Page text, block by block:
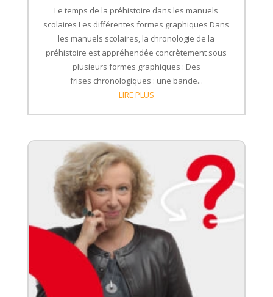
Le temps de la préhistoire dans les manuels
scolaires Les différentes formes graphiques Dans
les manuels scolaires, la chronologie de la
préhistoire est appréhendée concrètement sous
plusieurs formes graphiques : Des
frises chronologiques : une bande...
LIRE PLUS